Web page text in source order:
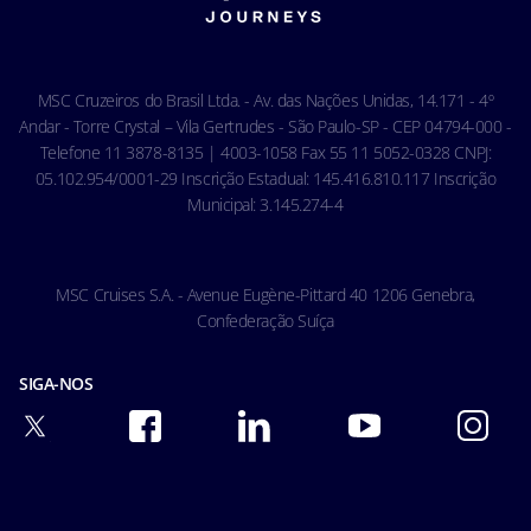
Ocean Cay MSC Marine Reserve
Carta de Direitos dos Passageiros
Condições gerais de transporte
MSC Cruzeiros do Brasil Ltda. - Av. das Nações Unidas, 14.171 - 4º
Andar - Torre Crystal – Vila Gertrudes - São Paulo-SP - CEP 04794-000 -
Telefone 11 3878-8135 | 4003-1058 Fax 55 11 5052-0328 CNPJ:
05.102.954/0001-29 Inscrição Estadual: 145.416.810.117 Inscrição
Municipal: 3.145.274-4
MSC Cruises S.A. - Avenue Eugène-Pittard 40 1206 Genebra,
Confederação Suíça
SIGA-NOS